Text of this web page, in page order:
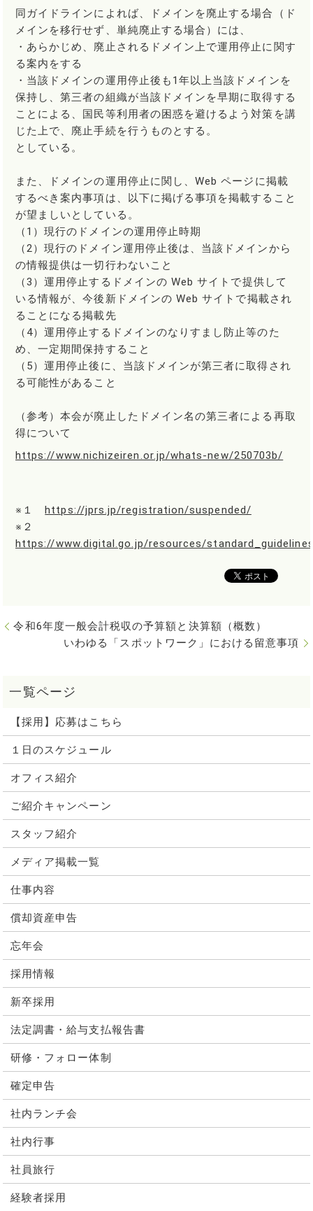
同ガイドラインによれば、ドメインを廃止する場合（ド
メインを移行せず、単純廃止する場合）には、
・あらかじめ、廃止されるドメイン上で運用停止に関す
る案内をする
・当該ドメインの運用停止後も1年以上当該ドメインを
保持し、第三者の組織が当該ドメインを早期に取得する
ことによる、国民等利用者の困惑を避けるよう対策を講
じた上で、廃止手続を行うものとする。
としている。
また、ドメインの運用停止に関し、Web ページに掲載
するべき案内事項は、以下に掲げる事項を掲載すること
が望ましいとしている。
（1）現行のドメインの運用停止時期
（2）現行のドメイン運用停止後は、当該ドメインから
の情報提供は一切行わないこと
（3）運用停止するドメインの Web サイトで提供して
いる情報が、今後新ドメインの Web サイトで掲載され
ることになる掲載先
（4）運用停止するドメインのなりすまし防止等のた
め、一定期間保持すること
（5）運用停止後に、当該ドメインが第三者に取得され
る可能性があること
（参考）本会が廃止したドメイン名の第三者による再取
得について
https://www.nichizeiren.or.jp/whats-new/250703b/
※１https://jprs.jp/registration/suspended/
※２
https://www.digital.go.jp/resources/
令和6年度一般会計税収の予算額と決算額（概数）
いわゆる「スポットワーク」における留意事項
【採用】応募はこちら
１日のスケジュール
オフィス紹介
ご紹介キャンペーン
スタッフ紹介
メディア掲載一覧
仕事内容
償却資産申告
忘年会
採用情報
新卒採用
法定調書・給与支払報告書
研修・フォロー体制
確定申告
社内ランチ会
社内行事
社員旅行
経験者採用